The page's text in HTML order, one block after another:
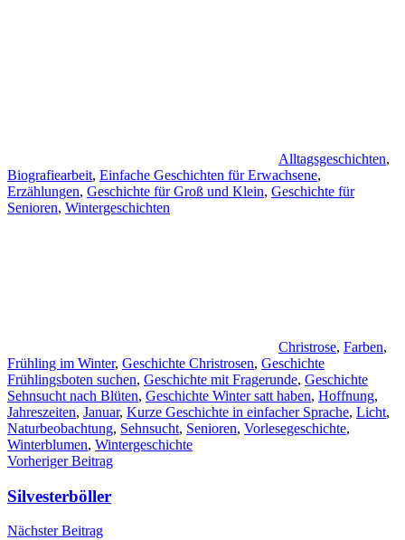
Alltagsgeschichten,
Biografiearbeit, Einfache Geschichten für Erwachsene,
Erzählungen, Geschichte für Groß und Klein, Geschichte für
Senioren, Wintergeschichten
Christrose, Farben,
Frühling im Winter, Geschichte Christrosen, Geschichte
Frühlingsboten suchen, Geschichte mit Fragerunde, Geschichte
Sehnsucht nach Blüten, Geschichte Winter satt haben, Hoffnung,
Jahreszeiten, Januar, Kurze Geschichte in einfacher Sprache, Licht,
Naturbeobachtung, Sehnsucht, Senioren, Vorlesegeschichte,
Winterblumen, Wintergeschichte
Beitragsnavigation
Vorheriger Beitrag
Silvesterböller
Nächster Beitrag